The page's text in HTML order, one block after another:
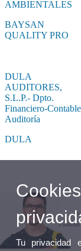
Tu privacidad